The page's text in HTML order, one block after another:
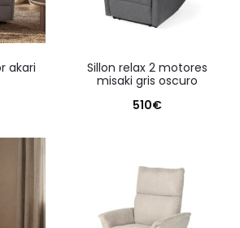
sillon relax 2 motores
misaki gris oscuro
510€